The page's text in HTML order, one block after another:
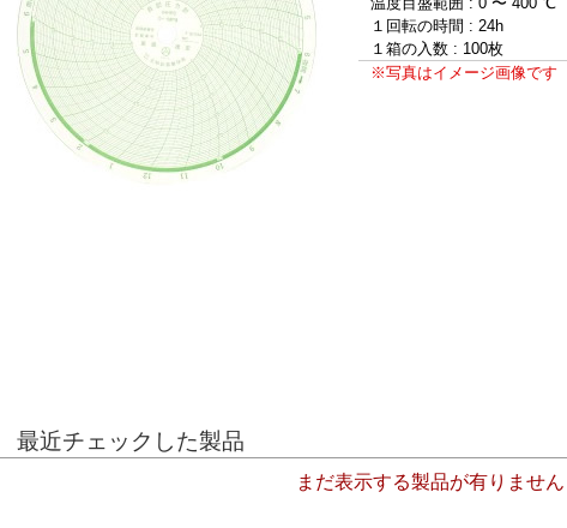
１回転の時間 : 24h
１箱の入数 : 100枚
※写真はイメージ画像です
最近チェックした製品
まだ表示する製品が有りません